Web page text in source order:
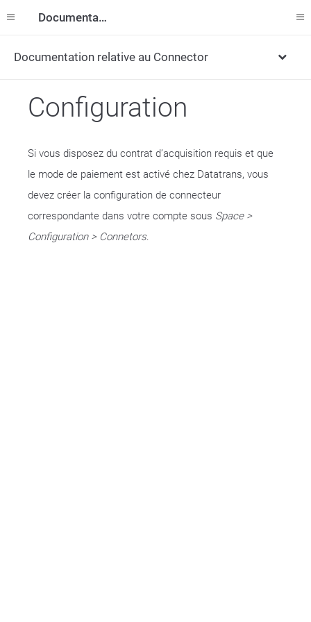
Documentation
Documentation relative au Connector
Configuration
Si vous disposez du contrat d’acquisition requis et que
le mode de paiement est activé chez Datatrans, vous
devez créer la configuration de connecteur
correspondante dans votre compte sous Space >
Configuration > Connetors.